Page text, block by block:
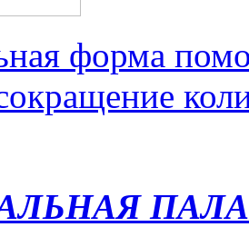
форма